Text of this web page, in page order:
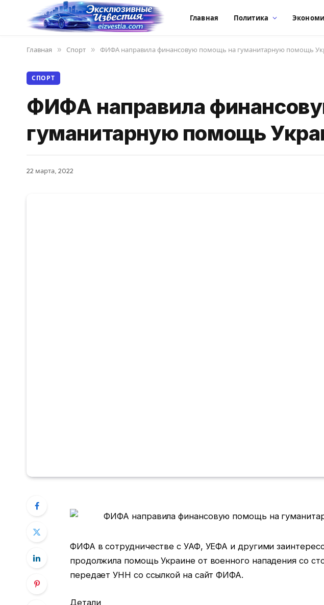
Главная Политика
Главная » Спорт » ФИФА направила финансовую помощь на гуманитарную помощь
СПОРТ
ФИФА направила
гуманитарную помощь
22 марта, 2022
ФИФА в сотрудничестве с УАФ, УЕФА и другими
продолжила помощь Украине от военного нападения со
передает УНН со ссылкой на сайт ФИФА.
Детали